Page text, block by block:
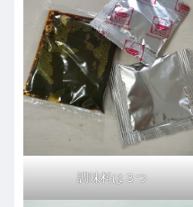
調味料は３つ